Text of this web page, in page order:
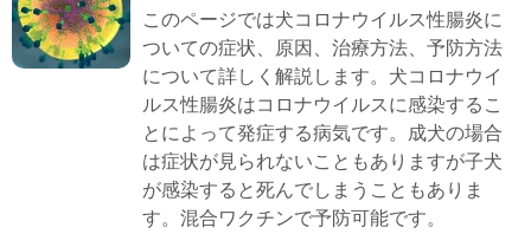
このページでは犬コロナウイルス性腸炎に
ついての症状、原因、治療方法、予防方法
について詳しく解説します。犬コロナウイ
ルス性腸炎はコロナウイルスに感染するこ
とによって発症する病気です。成犬の場合
は症状が見られないこともありますが子犬
が感染すると死んでしまうこともありま
す。混合ワクチンで予防可能です。